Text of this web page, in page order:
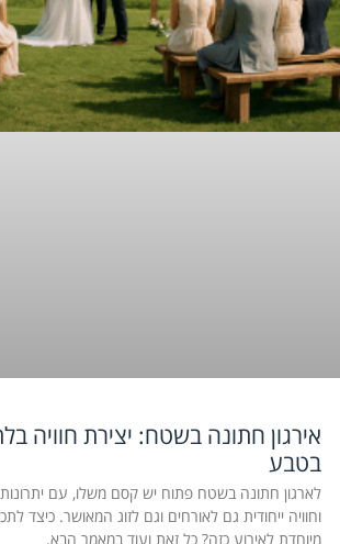
אירגון חתונה בשטח: יצירת חוויה
בטבע
לארגון חתונה בשטח פתוח יש קסם משלו, עם
וחוויה ייחודית גם לאורחים וגם לזוג המאושר. כיצד
מיוחדת לאירוע כזה? כל זאת ועוד במאמר הבא.